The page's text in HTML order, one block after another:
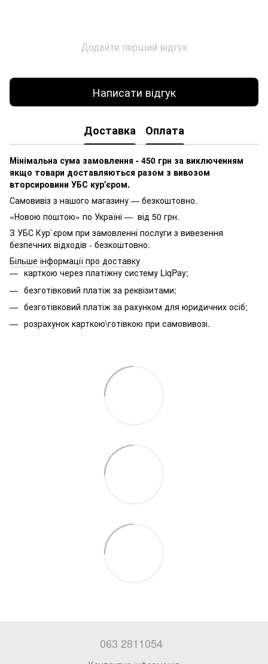
Додайте перший відгук
Написати відгук
Доставка Оплата
Мінімальна сума замовлення - 450 грн за виключенням
якщо товари доставляються разом з вивозом
вторсировини УБС кур'єром.
Самовивіз з нашого магазину — безкоштовно.
«Новою поштою» по Україні — від 50 грн.
З УБС Кур`єром при замовленні послуги з вивезення
безпечних відходів - безкоштовно.
Більше інформації про доставку
карткою через платіжну систему LiqPay;
безготівковий платіж за реквізитами;
безготівковий платіж за рахунком для юридичних осіб;
розрахунок карткою\готівкою при самовивозі.
063 2811054